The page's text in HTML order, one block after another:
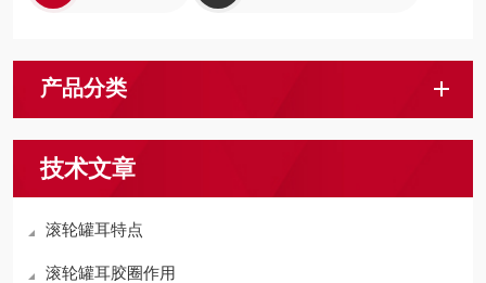
产品分类
技术文章
滚轮罐耳特点
滚轮罐耳胶圈作用